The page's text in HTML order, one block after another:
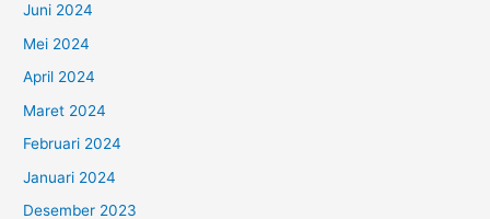
Juni 2024
Mei 2024
April 2024
Maret 2024
Februari 2024
Januari 2024
Desember 2023